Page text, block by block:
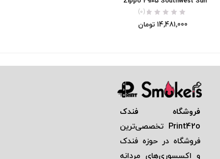
(0)
14,481,000 تومان
فروشگاه فندک
Print42o تخصصی‌ترين
فروشگاه در حوزه فندک
و اكسسوری‌های مردانه